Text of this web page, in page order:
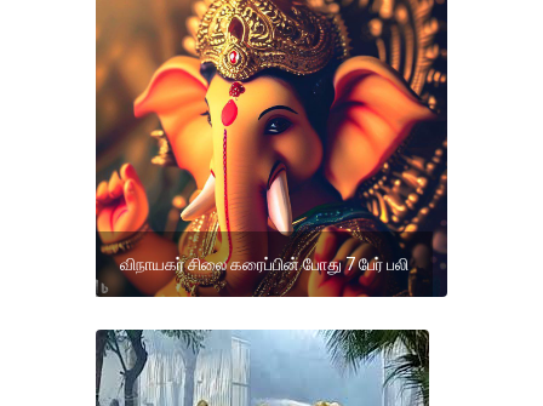
விநாயகர் சிலை கரைப்பின் போது 7 பேர் பலி